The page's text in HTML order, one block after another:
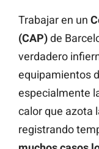
Trabajar en un
(CAP)de
verdadero
equipamientos
especialmente
calor que azota
registrando